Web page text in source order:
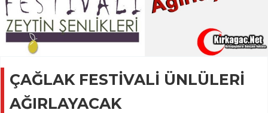
ÇAĞLAK FESTİVALİ ÜNLÜLERİ
AĞIRLAYACAK